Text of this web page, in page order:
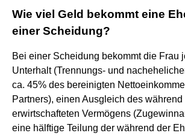
Wie viel Geld bekommt eine
einer Scheidung?
Bei einer Scheidung bekommt die Frau
Unterhalt (Trennungs- und
ca. 45% des bereinigten
Partners), einen Ausgleich des während
erwirtschafteten Vermögens
eine hälftige Teilung der während der